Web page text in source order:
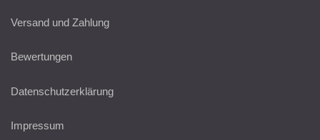
Versand und Zahlung
Bewertungen
Datenschutzerklärung
Impressum